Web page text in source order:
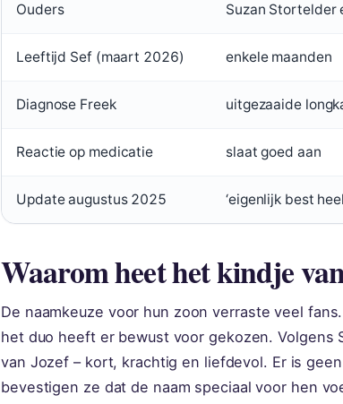
Ouders Suzan Stortelder
Leeftijd Sef (maart 2026) enkele maanden
Diagnose Freek uitgezaaide
Reactie op medicatie slaat goed aan
Update augustus 2025 ‘eigenlijk best
Waarom heet het kindje
De naamkeuze voor hun zoon verraste veel
het duo heeft er bewust voor gekozen. Volgens
van Jozef – kort, krachtig en liefdevol. Er is
bevestigen ze dat de naam speciaal voor hen